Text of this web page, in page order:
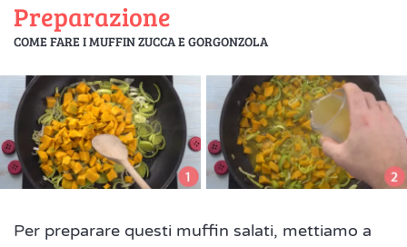
Preparazione
COME FARE I MUFFIN ZUCCA E GORGONZOLA
Per preparare questi muffin salati, mettiamo a